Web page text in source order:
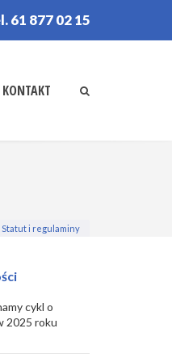
61 877 02 15
KONTAKT
Statut i regulaminy
cykl o
2025 roku